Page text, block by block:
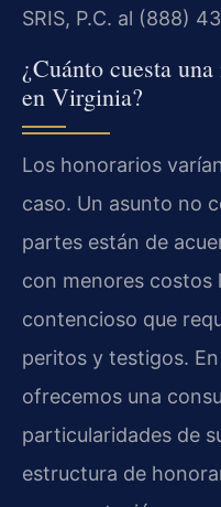
SRIS, P.C. al (888)
¿Cuánto cuesta
en Virginia?
Los honorarios
caso. Un asunto no
partes están de
con menores costos
contencioso que
peritos y testigos. En
ofrecemos una
particularidades de
estructura de